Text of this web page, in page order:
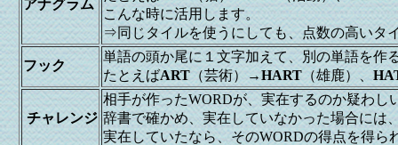
アナグラム
こんな時に活用します。
⇒同じタイルを使うにしても、点数の高いタ
フック
単語の頭か尾に１文字加えて、別の単語を作
たとえばART （芸術）→HART （雄鹿）、
チャレンジ
相手が作ったWORDが、実在するのか疑わし
辞書で確かめ、実在していなかった場合には
実在していたなら、そのWORDの得点を得